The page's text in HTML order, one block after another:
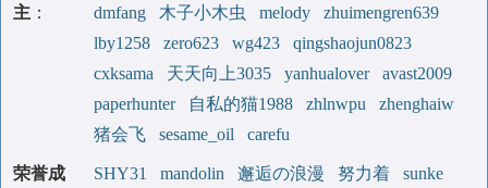
主 ：
dmfang
木子小木虫 melody
zhuimengren639
lby1258
zero623 wg423
qingshaojun0823
cxksama
天天向上3035 yanhualover
avast2009
paperhunter
自私的猫1988 zhlnwpu
zhenghaiw
猪会飞
sesame_oil carefu
荣誉成
SHY31 mandolin 邂逅の浪漫 努力着
sunke